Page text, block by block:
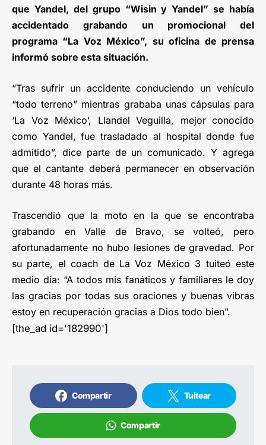
que Yandel, del grupo “Wisin y Yandel” se había
accidentado grabando un promocional del
programa “La Voz México”, su oficina de prensa
informó sobre esta situación.
“Tras sufrir un accidente conduciendo un vehículo
“todo terreno” mientras grababa unas cápsulas para
‘La Voz México’, Llandel Veguilla, mejor conocido
como Yandel, fue trasladado al hospital donde fue
admitido”, dice parte de un comunicado. Y agrega
que el cantante deberá permanecer en observación
durante 48 horas más.
Trascendió que la moto en la que se encontraba
grabando en Valle de Bravo, se volteó, pero
afortunadamente no hubo lesiones de gravedad. Por
su parte, el coach de La Voz México 3 tuiteó este
medio día: “A todos mis fanáticos y familiares le doy
las gracias por todas sus oraciones y buenas vibras
estoy en recuperación gracias a Dios todo bien”.
[the_ad id='182990']
Compartir Tuitear
Compartir